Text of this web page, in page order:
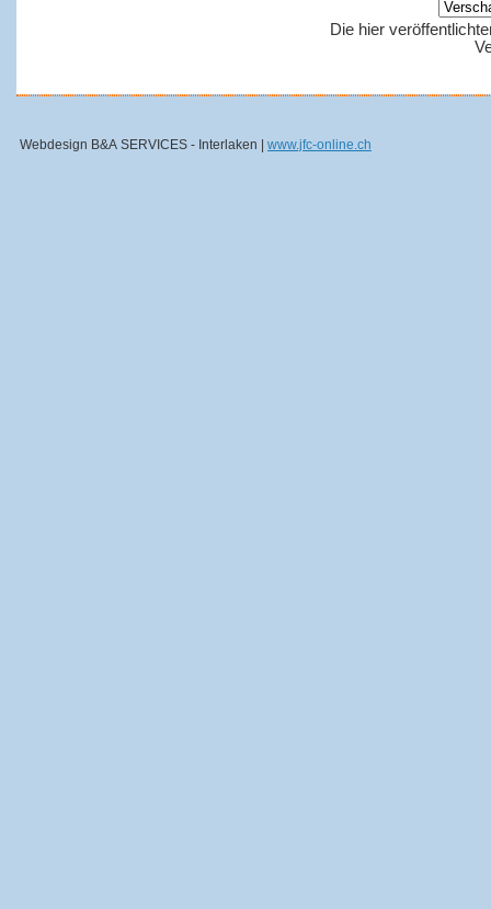
Die hier
Webdesign B&A SERVICES - Interlaken | www.jfc-online.ch